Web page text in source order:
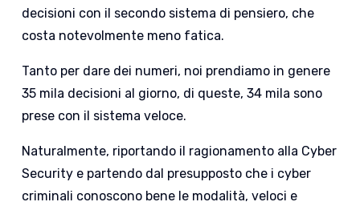
decisioni con il secondo sistema di pensiero, che
costa notevolmente meno fatica.
Tanto per dare dei numeri, noi prendiamo in genere
35 mila decisioni al giorno, di queste, 34 mila sono
prese con il sistema veloce.
Naturalmente, riportando il ragionamento alla Cyber
Security e partendo dal presupposto che i cyber
criminali conoscono bene le modalità, veloci e